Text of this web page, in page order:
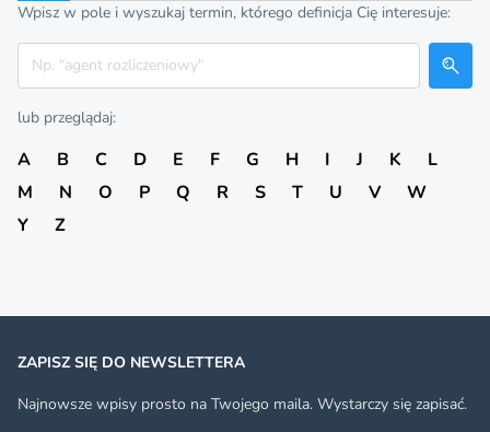
Wpisz w pole i wyszukaj termin, którego definicja Cię interesuje:
Szukaj
lub przeglądaj:
A B C D E F G H I J K
L
M
N O P Q R S T U V
W
Y
Z
ZAPISZ SIĘ DO NEWSLETTERA
Najnowsze wpisy prosto na Twojego maila. Wystarczy się zapisać.